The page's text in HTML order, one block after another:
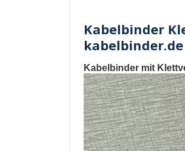
Kabelbinder
kabelbinder.de
Kabelbinder mit